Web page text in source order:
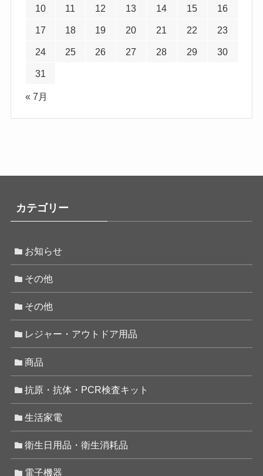
10 11 12 13 14 15 16
17 18 19 20 21 22 23
24 25 26 27 28 29 30
31
« 7月
カテゴリー
お知らせ
その他
その他
レジャー・アウトドア用品
商品
抗原・抗体・PCR検査キット
生活家電
衛生日用品・衛生消耗品
電子機器